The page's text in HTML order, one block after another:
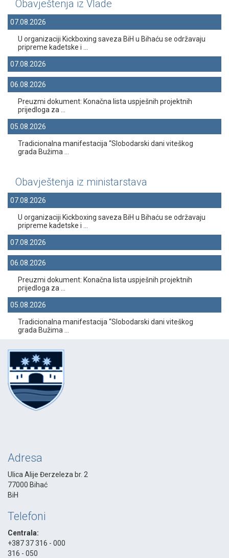
Obavještenja iz Vlade
07.08.2026
U organizaciji Kickboxing saveza BiH u Bihaću se održavaju
pripreme kadetske i ...
07.08.2026
06.08.2026
Preuzmi dokument: Konačna lista uspješnih projektnih
prijedloga za ...
05.08.2026
Tradicionalna manifestacija “Slobodarski dani viteškog
grada Bužima ...
Obavještenja iz ministarstava
07.08.2026
U organizaciji Kickboxing saveza BiH u Bihaću se održavaju
pripreme kadetske i ...
07.08.2026
06.08.2026
Preuzmi dokument: Konačna lista uspješnih projektnih
prijedloga za ...
05.08.2026
Tradicionalna manifestacija “Slobodarski dani viteškog
grada Bužima ...
Adresa
Ulica Alije Đerzeleza br. 2
77000 Bihać
BiH
Telefoni
Centrala:
+387 37 316 - 000
316 - 050